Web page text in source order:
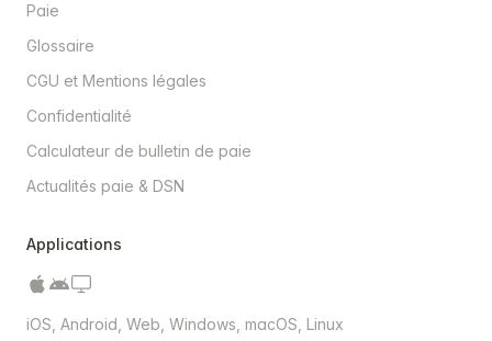
Paie
Glossaire
CGU et Mentions légales
Confidentialité
Calculateur de bulletin de paie
Actualités paie & DSN
Applications
iOS, Android, Web, Windows, macOS, Linux